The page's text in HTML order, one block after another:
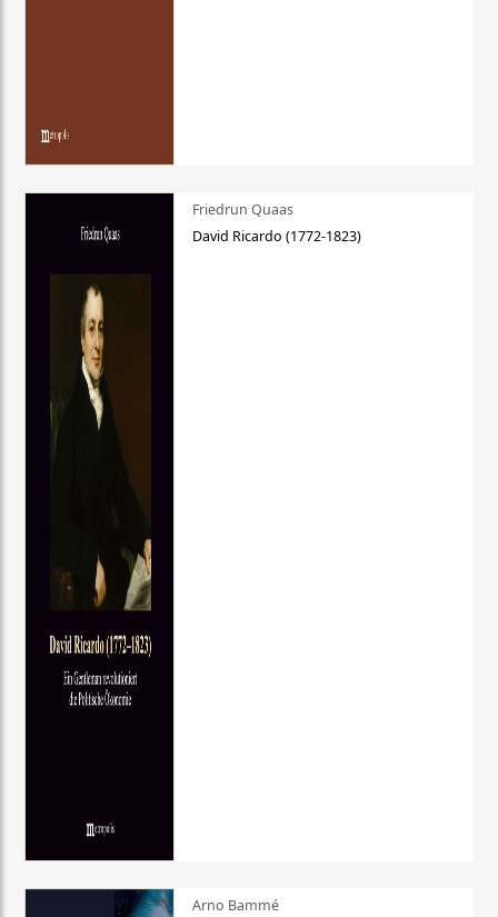
Friedrun Quaas
David Ricardo (1772-1823)
Arno Bammé